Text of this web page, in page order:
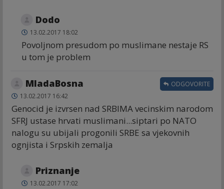
Dodo
13.02.2017 18:02
Povoljnom presudom po muslimane nestaje RS
u tom je problem
MladaBosna
13.02.2017 16:42
Genocid je izvrsen nad SRBIMA vecinskim narodom
SFRJ ustase hrvati muslimani...siptari po NATO
nalogu su ubijali progonili SRBE sa vjekovnih
ognjista i Srpskih zemalja
ODGOVORITE
Priznanje
13.02.2017 17:02